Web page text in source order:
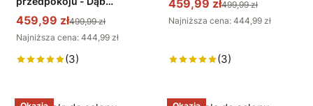
Sonoma
459,99 zł499,99 zł
Najniższa cena: 444,99 zł
(3)
459,99 zł499,99 zł
Najniższa cena: 444,99 zł
(3)